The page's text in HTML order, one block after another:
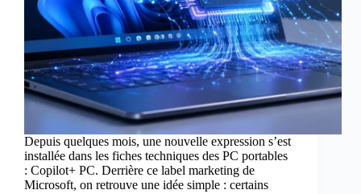
Depuis quelques mois, une nouvelle expression s’est
installée dans les fiches techniques des PC portables
: Copilot+ PC. Derrière ce label marketing de
Microsoft, on retrouve une idée simple : certains